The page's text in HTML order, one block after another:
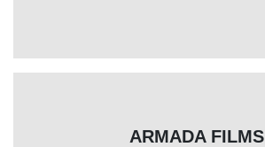
ARMADA FILMS